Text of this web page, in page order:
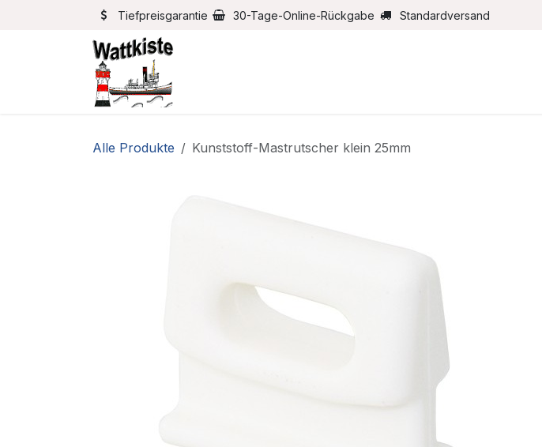
Zum Inhalt springenTiefpreisgarantie 30-Tage-Online-Rückgabe Standardversand
Alle Produkte Kunststoff-Mastrutscher klein 25mm